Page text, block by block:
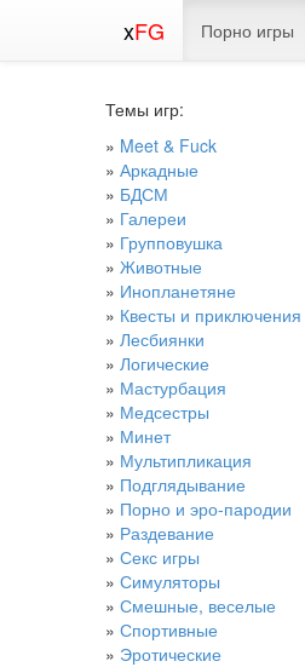
xFG Порно игры
Темы игр:
» Meet & Fuck
» Аркадные
» БДСМ
» Галереи
» Групповушка
» Животные
» Инопланетяне
» Квесты и приключения
» Лесбиянки
» Логические
» Мастурбация
» Медсестры
» Минет
» Мультипликация
» Подглядывание
» Порно и эро-пародии
» Раздевание
» Секс игры
» Симуляторы
» Смешные, веселые
» Спортивные
» Эротические